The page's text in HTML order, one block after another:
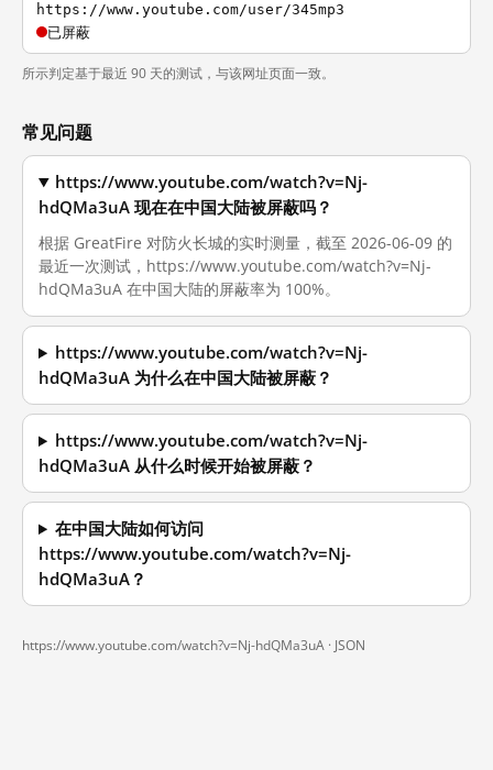
https://www.youtube.com/user/345mp3
已屏蔽
所示判定基于最近 90 天的测试，与该网址页面一致。
常见问题
https://www.youtube.com/watch?v=Nj-
hdQMa3uA 现在在中国大陆被屏蔽吗？
根据 GreatFire 对防火长城的实时测量，截至 2026-06-09 的
最近一次测试，https://www.youtube.com/watch?v=Nj-
hdQMa3uA 在中国大陆的屏蔽率为 100%。
https://www.youtube.com/watch?v=Nj-
hdQMa3uA 为什么在中国大陆被屏蔽？
https://www.youtube.com/watch?v=Nj-
hdQMa3uA 从什么时候开始被屏蔽？
在中国大陆如何访问
https://www.youtube.com/watch?v=Nj-
hdQMa3uA？
https://www.youtube.com/watch?v=Nj-hdQMa3uA · JSON